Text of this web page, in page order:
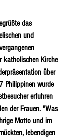
das
und
katholischen Kirche
über
Philippinen wurde
erfuhren
der Frauen. "Was
Motto und im
lebendigen